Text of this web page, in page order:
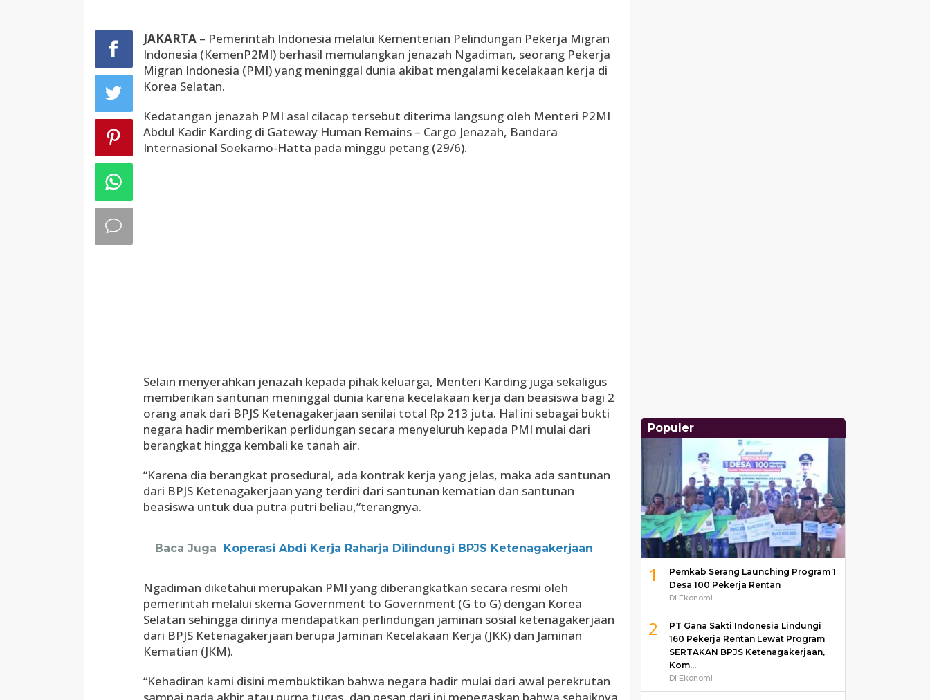
Berikan
Sosial
Ketenagakerjaan
JAKARTA– Pemerintah Indonesia melalui Kementerian Pelindungan Pekerja Migran
Indonesia (KemenP2MI) berhasil memulangkan jenazah Ngadiman, seorang Pekerja
Migran Indonesia (PMI) yang meninggal dunia akibat mengalami kecelakaan kerja di
Korea Selatan.
Kedatangan jenazah PMI asal cilacap tersebut diterima langsung oleh Menteri P2MI
Abdul Kadir Karding di Gateway Human Remains – Cargo Jenazah, Bandara
Internasional Soekarno-Hatta pada minggu petang (29/6).
Selain menyerahkan jenazah kepada pihak keluarga, Menteri Karding juga sekaligus
memberikan santunan meninggal dunia karena kecelakaan kerja dan beasiswa bagi 2
orang anak dari BPJS Ketenagakerjaan senilai total Rp 213 juta. Hal ini sebagai bukti
negara hadir memberikan perlidungan secara menyeluruh kepada PMI mulai dari
berangkat hingga kembali ke tanah air.
“Karena dia berangkat prosedural, ada kontrak kerja yang jelas, maka ada santunan
dari BPJS Ketenagakerjaan yang terdiri dari santunan kematian dan santunan
beasiswa untuk dua putra putri beliau,”terangnya.
Baca Juga Koperasi Abdi Kerja Raharja Dilindungi BPJS Ketenagakerjaan
Ngadiman diketahui merupakan PMI yang diberangkatkan secara resmi oleh
pemerintah melalui skema Government to Government (G to G) dengan Korea
Selatan sehingga dirinya mendapatkan perlindungan jaminan sosial ketenagakerjaan
dari BPJS Ketenagakerjaan berupa Jaminan Kecelakaan Kerja (JKK) dan Jaminan
Kematian (JKM).
“Kehadiran kami disini membuktikan bahwa negara hadir mulai dari awal perekrutan
Populer
1
Pemkab Serang Launching Program 1
Desa 100 Pekerja Rentan
Di Ekonomi
2
PT Gana Sakti Indonesia Lindungi
160 Pekerja Rentan Lewat Program
SERTAKAN BPJS Ketenagakerjaan,
Kom…
Di Ekonomi